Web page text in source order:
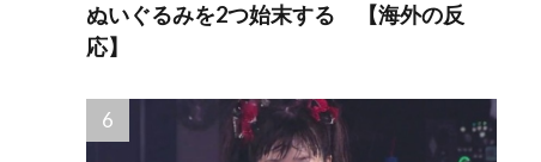
ぬいぐるみを2つ始末する 【海外の反
応】